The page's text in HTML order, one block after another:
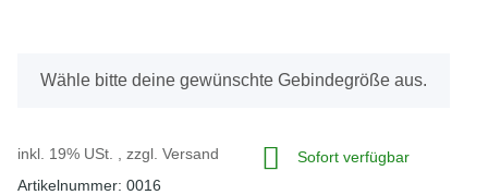
x
Wähle bitte deine gewünschte Gebindegröße aus.
inkl. 19% USt. , zzgl. Versand
Artikelnummer: 0016
Sofort verfügbar